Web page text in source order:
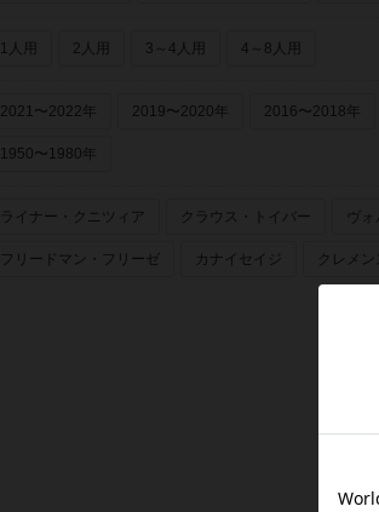
1人用 2人用 3～4人用 4～8人用
2021〜2022年 2019〜2020年 2016〜2018年
1950〜1980年
ライナー・クニツィア クラウス・トイバー ヴ
フリードマン・フリーゼ カナイセイジ クレメ